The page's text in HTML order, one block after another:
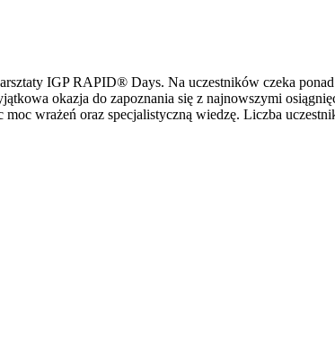
IGP RAPID® Days. Na uczestników czeka
okazja do zapoznania się z najnowszymi
wrażeń oraz specjalistyczną wiedzę. Liczba